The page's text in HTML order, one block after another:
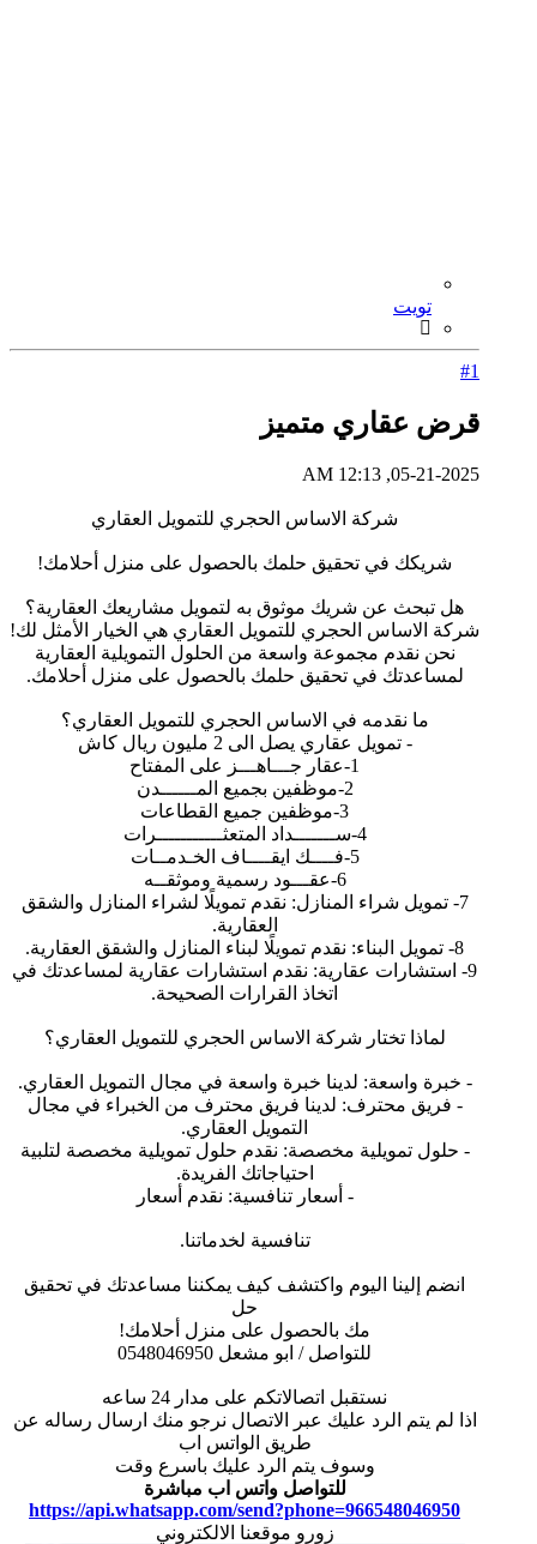
تويت
#1
قرض عقاري متميز
05-21-2025, 12:13 AM
شركة الاساس الحجري للتمويل العقاري
شريكك في تحقيق حلمك بالحصول على منزل أحلامك!
هل تبحث عن شريك موثوق به لتمويل مشاريعك العقارية؟
شركة الاساس الحجري للتمويل العقاري هي الخيار الأمثل لك!
نحن نقدم مجموعة واسعة من الحلول التمويلية العقارية
لمساعدتك في تحقيق حلمك بالحصول على منزل أحلامك.
ما نقدمه في الاساس الحجري للتمويل العقاري؟
- تمويل عقاري يصل الى 2 مليون ريال كاش
1-عقار جـــاهـــز على المفتاح
2-موظفين بجميع المــــــدن
3-موظفين جميع القطاعات
4-ســـــــداد المتعثـــــــــــرات
5-فــــك ايقــــاف الخـدمــات
6-عقـــود رسمية وموثقــه
7- تمويل شراء المنازل: نقدم تمويلًا لشراء المنازل والشقق
العقارية.
8- تمويل البناء: نقدم تمويلًا لبناء المنازل والشقق العقارية.
9- استشارات عقارية: نقدم استشارات عقارية لمساعدتك في
اتخاذ القرارات الصحيحة.
لماذا تختار شركة الاساس الحجري للتمويل العقاري؟
- خبرة واسعة: لدينا خبرة واسعة في مجال التمويل العقاري.
- فريق محترف: لدينا فريق محترف من الخبراء في مجال
التمويل العقاري.
- حلول تمويلية مخصصة: نقدم حلول تمويلية مخصصة لتلبية
احتياجاتك الفريدة.
- أسعار تنافسية: نقدم أسعار
تنافسية لخدماتنا.
انضم إلينا اليوم واكتشف كيف يمكننا مساعدتك في تحقيق
حل
مك بالحصول على منزل أحلامك!
للتواصل / ابو مشعل 0548046950
نستقبل اتصالاتكم على مدار 24 ساعه
اذا لم يتم الرد عليك عبر الاتصال نرجو منك ارسال رساله عن
طريق الواتس اب
وسوف يتم الرد عليك باسرع وقت
للتواصل واتس اب مباشرة
https://api.whatsapp.com/send?phone=966548046950
زورو موقعنا الالكتروني